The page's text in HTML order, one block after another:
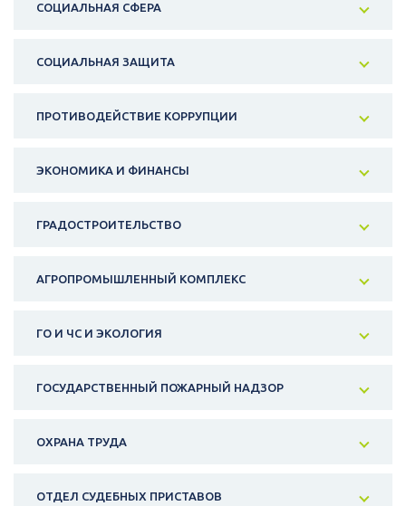
СОЦИАЛЬНАЯ СФЕРА
СОЦИАЛЬНАЯ ЗАЩИТА
ПРОТИВОДЕЙСТВИЕ КОРРУПЦИИ
ЭКОНОМИКА И ФИНАНСЫ
ГРАДОСТРОИТЕЛЬСТВО
АГРОПРОМЫШЛЕННЫЙ КОМПЛЕКС
ГО И ЧС И ЭКОЛОГИЯ
ГОСУДАРСТВЕННЫЙ ПОЖАРНЫЙ НАДЗОР
ОХРАНА ТРУДА
ОТДЕЛ СУДЕБНЫХ ПРИСТАВОВ